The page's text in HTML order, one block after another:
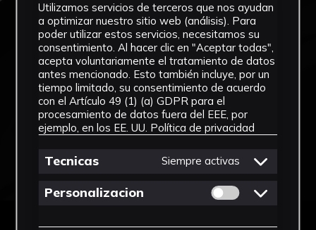
Utilizamos servicios de terceros que nos ayudan
a optimizar nuestro sitio web (análisis). Para
poder utilizar estos servicios, necesitamos su
consentimiento. Al hacer clic en "Aceptar todas",
acepta voluntariamente el tratamiento de datos
antes mencionado. Esto también incluye, por un
tiempo limitado, su consentimiento de acuerdo
con el Artículo 49 (1) (a) GDPR para el
procesamiento de datos fuera del EEE, por
ejemplo, en los EE. UU. Política de privacidad
Tecnicas Siempre activas
Personalizacion Permitir cookies